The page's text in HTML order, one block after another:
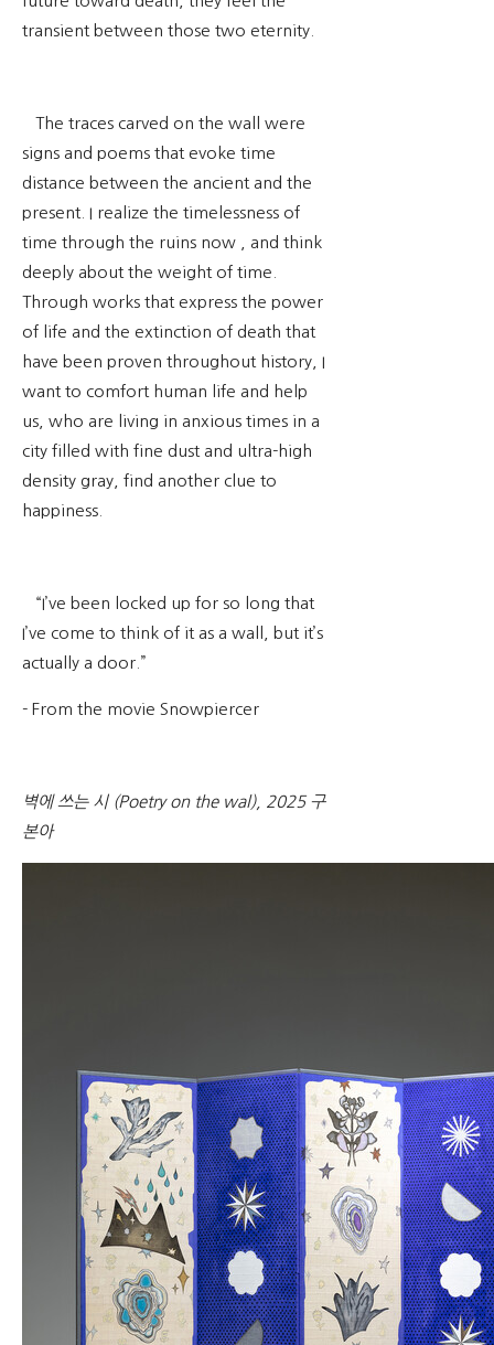
transient between those two eternity.
The traces carved on the wall were
signs and poems that evoke time
distance between the ancient and the
present. I realize the timelessness of
time through the ruins now , and think
deeply about the weight of time.
Through works that express the power
of life and the extinction of death that
have been proven throughout history, I
want to comfort human life and help
us, who are living in anxious times in a
city filled with fine dust and ultra-high
density gray, find another clue to
happiness.
“I’ve been locked up for so long that
I’ve come to think of it as a wall, but it’s
actually a door.”
- From the movie Snowpiercer
벽에 쓰는 시 (Poetry on the wal), 2025 구
본아